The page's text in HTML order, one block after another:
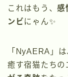
これはもう、感
ンビにゃん✨
「NyAERA」
癒す宿猫たちの